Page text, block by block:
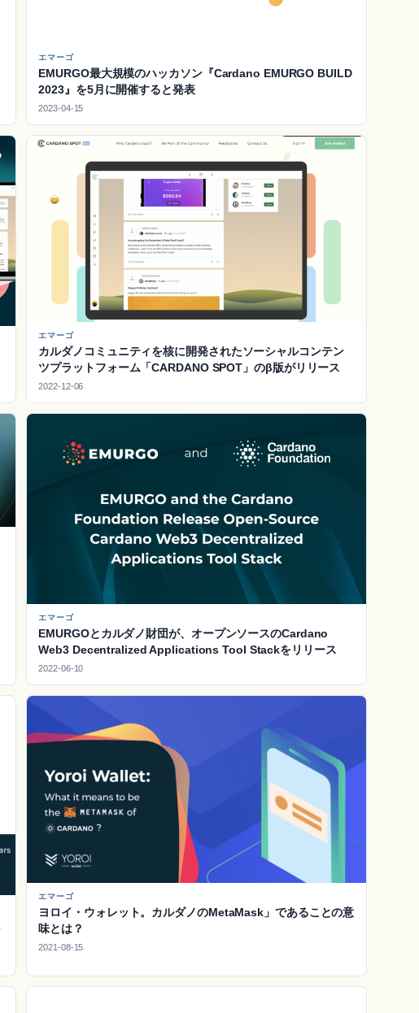
エマーゴ
EMURGO最大規模のハッカソン『Cardano EMURGO BUILD
2023』を5月に開催すると発表
2023-04-15
エマーゴ
カルダノコミュニティを核に開発されたソーシャルコンテン
ツプラットフォーム「CARDANO SPOT」のβ版がリリース
2022-12-06
エマーゴ
EMURGOとカルダノ財団が、オープンソースのCardano
Web3 Decentralized Applications Tool Stackをリリース
2022-06-10
エマーゴ
ヨロイ・ウォレット。カルダノのMetaMask」であることの意
味とは？
2021-08-15